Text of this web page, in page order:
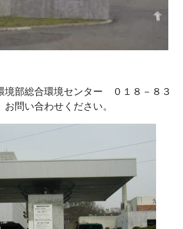
境部総合環境センター ０１８－８３
問い合わせください。